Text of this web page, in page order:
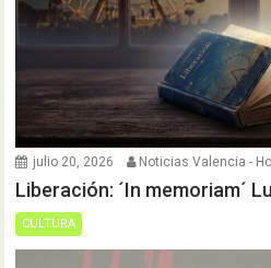
julio 20, 2026 Noticias Valencia -
Liberación: ´In memoriam´
CULTURA